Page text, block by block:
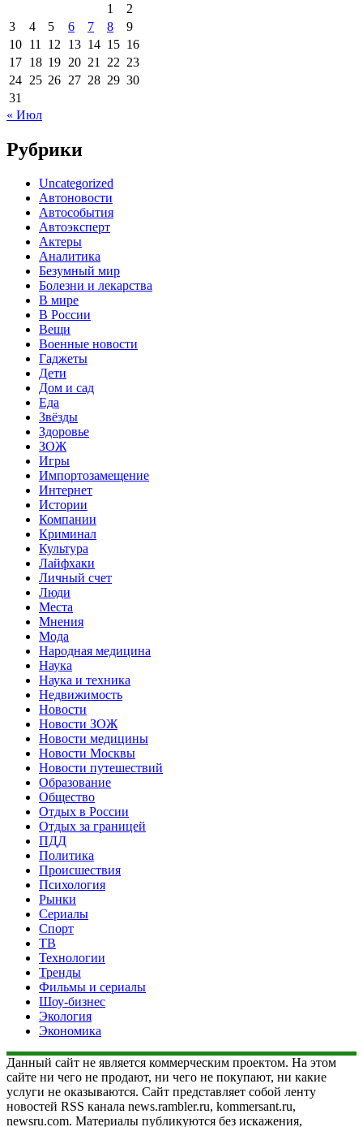
1
2
3
4 5 6 7 8
9
10 11 12 13 14 15 16
17 18 19 20 21 22 23
24 25 26 27 28 29 30
31
« Июл
Рубрики
Uncategorized
Автоновости
Автособытия
Автоэксперт
Актеры
Аналитика
Безумный мир
Болезни и лекарства
В мире
В России
Вещи
Военные новости
Гаджеты
Дети
Дом и сад
Еда
Звёзды
Здоровье
ЗОЖ
Игры
Импортозамещение
Интернет
Истории
Компании
Криминал
Культура
Лайфхаки
Личный счет
Люди
Места
Мнения
Мода
Народная медицина
Наука
Наука и техника
Недвижимость
Новости
Новости ЗОЖ
Новости медицины
Новости Москвы
Новости путешествий
Образование
Общество
Отдых в России
Отдых за границей
ПДД
Политика
Происшествия
Психология
Рынки
Сериалы
Спорт
ТВ
Технологии
Тренды
Фильмы и сериалы
Шоу-бизнес
Экология
Экономика
Данный сайт не является коммерческим проектом. На этом
сайте ни чего не продают, ни чего не покупают, ни какие
услуги не оказываются. Сайт представляет собой ленту
новостей RSS канала news.rambler.ru, kommersant.ru,
newsru.com. Материалы публикуются без искажения,